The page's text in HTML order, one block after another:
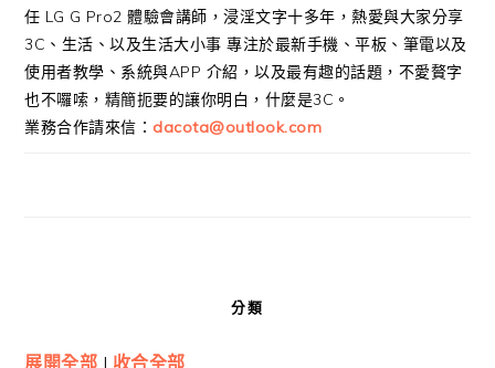
任 LG G Pro2 體驗會講師，浸淫文字十多年，熱愛與大家分享
3C、生活、以及生活大小事 專注於最新手機、平板、筆電以及
使用者教學、系統與APP 介紹，以及最有趣的話題，不愛贅字
也不囉嗦，精簡扼要的讓你明白，什麼是3C。
業務合作請來信： dacota@outlook.com
分類
展開全部 | 收合全部